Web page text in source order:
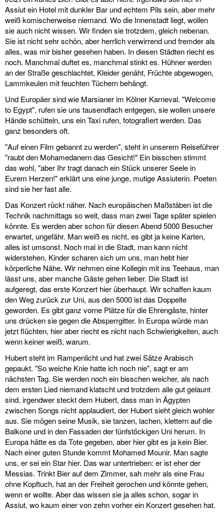
Assiut ein Hotel mit dunkler Bar und echtem Pils sein, aber mehr
weiß komischerweise niemand. Wo die Innenstadt liegt, wollen
sie auch nicht wissen. Wir finden sie trotzdem, gleich nebenan.
Sie ist nicht sehr schön, aber herrlich verwirrend und fremder als
alles, was mir bisher gesehen haben. In diesen Städten riecht es
noch. Manchmal duftet es, manchmal stinkt es. Hühner werden
an der Straße geschlachtet, Kleider genäht, Früchte abgewogen,
Lammkeulen mit feuchten Tüchern behängt.
Und Europäer sind wie Marsianer im Kölner Karneval. "Welcome
to Egypt", rufen sie uns tausendfach entgegen, sie wollen unsere
Hände schütteln, uns ein Taxi rufen, fotografiert werden. Das
ganz besonders oft.
"Auf einen Film gebannt zu werden", steht in unserem Reiseführer
"raubt den Mohamedanern das Gesicht!" Ein bisschen stimmt
das wohl, "aber Ihr tragt danach ein Stück unserer Seele in
Eurem Herzen!" erklärt uns eine junge, mutige Assiuterin. Poeten
sind sie her fast alle.
Das Konzert rückt näher. Nach europäischen Maßstäben ist die
Technik nachmittags so weit, dass man zwei Tage später spielen
könnte. Es werden aber schon für diesen Abend 5000 Besucher
erwartet, ungefähr. Man weiß es nicht, es gibt ja keine Karten,
alles ist umsonst. Noch mal in die Stadt, man kann nicht
widerstehen. Kinder scharen sich um uns, man hebt hier
körperliche Nähe. Wir nehmen eine Kollegin mit ins Teehaus, man
lässt uns, aber manche Gäste gehen lieber. Die Stadt ist
aufgeregt, das erste Konzert hier überhaupt. Wir schaffen kaum
den Weg zurück zur Uni, aus den 5000 ist das Doppelte
geworden. Es gibt ganz vorne Plätze für die Ehrengäste, hinter
uns drücken sie gegen die Absperrgitter. In Europa würde man
jetzt flüchten, hier aber riecht es nicht nach Schwierigkeiten, auch
wenn keiner weiß, warum.
Hubert steht im Rampenlicht und hat zwei Sätze Arabisch
gepaukt. "So weiche Knie hatte ich noch nie", sagt er am
nächsten Tag. Sie werden noch ein bisschen weicher, als nach
dem ersten Lied niemand klatscht und trotzdem alle gut gelaunt
sind. irgendwer steckt dem Hubert, dass man in Ägypten
zwischen Songs nicht applaudiert, der Hubert sieht gleich wohler
aus. Sie mögen seine Musik, sie tanzen, lachen, klettern auf die
Balkone und in den Fassaden der fünfstöckigen Uni herum. In
Europa hätte es da Tote gegeben, aber hier gibt es ja kein Bier.
Nach einer guten Stunde kommt Mohamed Mounir. Man sagte
uns, er sei ein Star hier. Das war untertrieben: er ist eher der
Messias. Trinkt Bier auf dem Zimmer, sah mehr als eine Frau
ohne Kopftuch, hat an der Freiheit gerochen und könnte gehen,
wenn er wollte. Aber das wissen sie ja alles schon, sogar in
Assiut, wo kaum einer von zehn vorher ein Konzert gesehen hat.